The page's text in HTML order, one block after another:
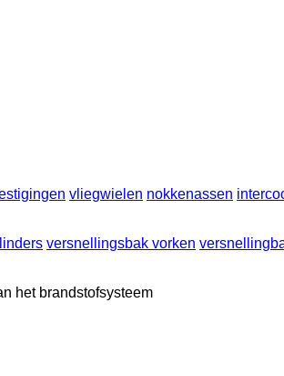
vliegwielen nokkenassen
versnellingsbak vorken
het brandstofsysteem